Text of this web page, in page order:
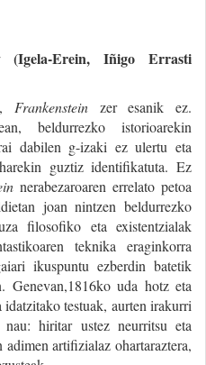
(Igela-Erein, Iñigo Errasti
Frankenstein zer esanik ez.
beldurrezko istorioarekin
dabilen g-izaki ez ulertu eta
guztiz identifikatuta. Ez
nerabezaroaren errelato petoa
joan nintzen beldurrezko
filosofiko eta existentzialak
teknika eraginkorra
ikuspuntu ezberdin batetik
Genevan,1816ko uda hotz eta
testuak, aurten irakurri
nau: hiritar ustez neurritsu eta
artifizialaz ohartaraztera,